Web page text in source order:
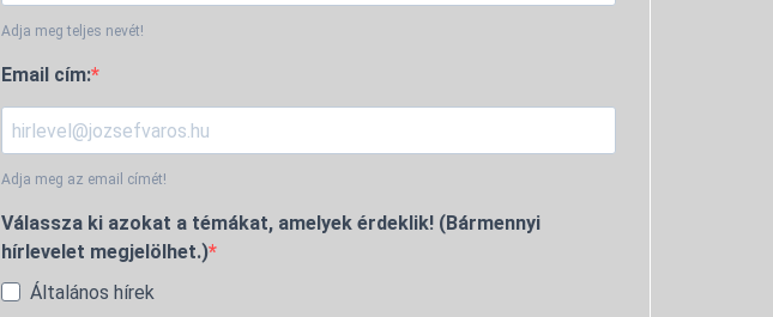
Adja meg teljes nevét!
Email cím:
Adja meg az email címét!
Válassza ki azokat a témákat, amelyek érdeklik! (Bármennyi
hírlevelet megjelölhet.)
Általános hírek